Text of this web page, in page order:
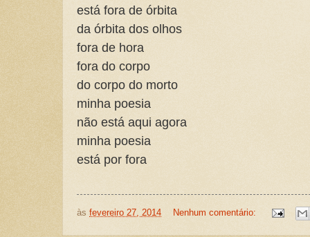
está fora de órbita
da órbita dos olhos
fora de hora
fora do corpo
do corpo do morto
minha poesia
não está aqui agora
minha poesia
está por fora
às fevereiro 27, 2014 Nenhum comentário: